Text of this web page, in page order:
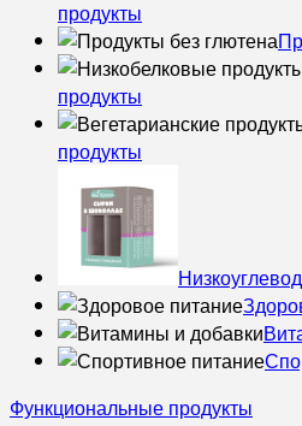
продукты
продукты
продукты
Функциональные продукты